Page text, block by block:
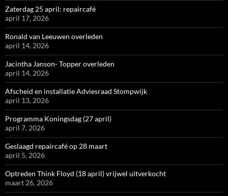
Zaterdag 25 april: repaircafé
april 17, 2026
Ronald van Leeuwen overleden
april 14, 2026
Jacintha Janson- Topper overleden
april 14, 2026
Afscheid en installatie Adviesraad Stompwijk
april 13, 2026
Programma Koningsdag (27 april)
april 7, 2026
Geslaagd repaircafé op 28 maart
april 5, 2026
Optreden Think Floyd (18 april) vrijwel uitverkocht
maart 26, 2026